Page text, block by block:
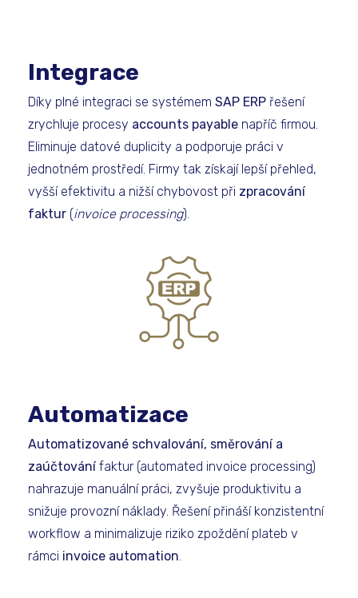
Integrace
Díky plné integraci se systémem SAP ERP řešení
zrychluje procesy accounts payable napříč firmou.
Eliminuje datové duplicity a podporuje práci v
jednotném prostředí. Firmy tak získají lepší přehled,
vyšší efektivitu a nižší chybovost při zpracování
faktur (invoice processing).
Automatizace
Automatizované schvalování, směrování a
zaúčtovánífaktur (automated invoice processing)
nahrazuje manuální práci, zvyšuje produktivitu a
snižuje provozní náklady. Řešení přináší konzistentní
workflow a minimalizuje riziko zpoždění plateb v
rámci invoice automation.